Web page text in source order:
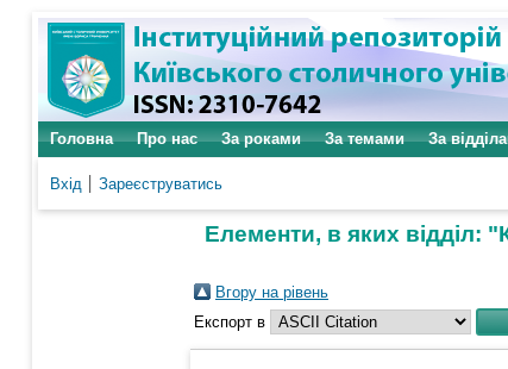
Головна Про нас За роками За темами За
Вхід Зареєструватись
Елементи, в яких відділ:
Вгору на рівень
Експорт в